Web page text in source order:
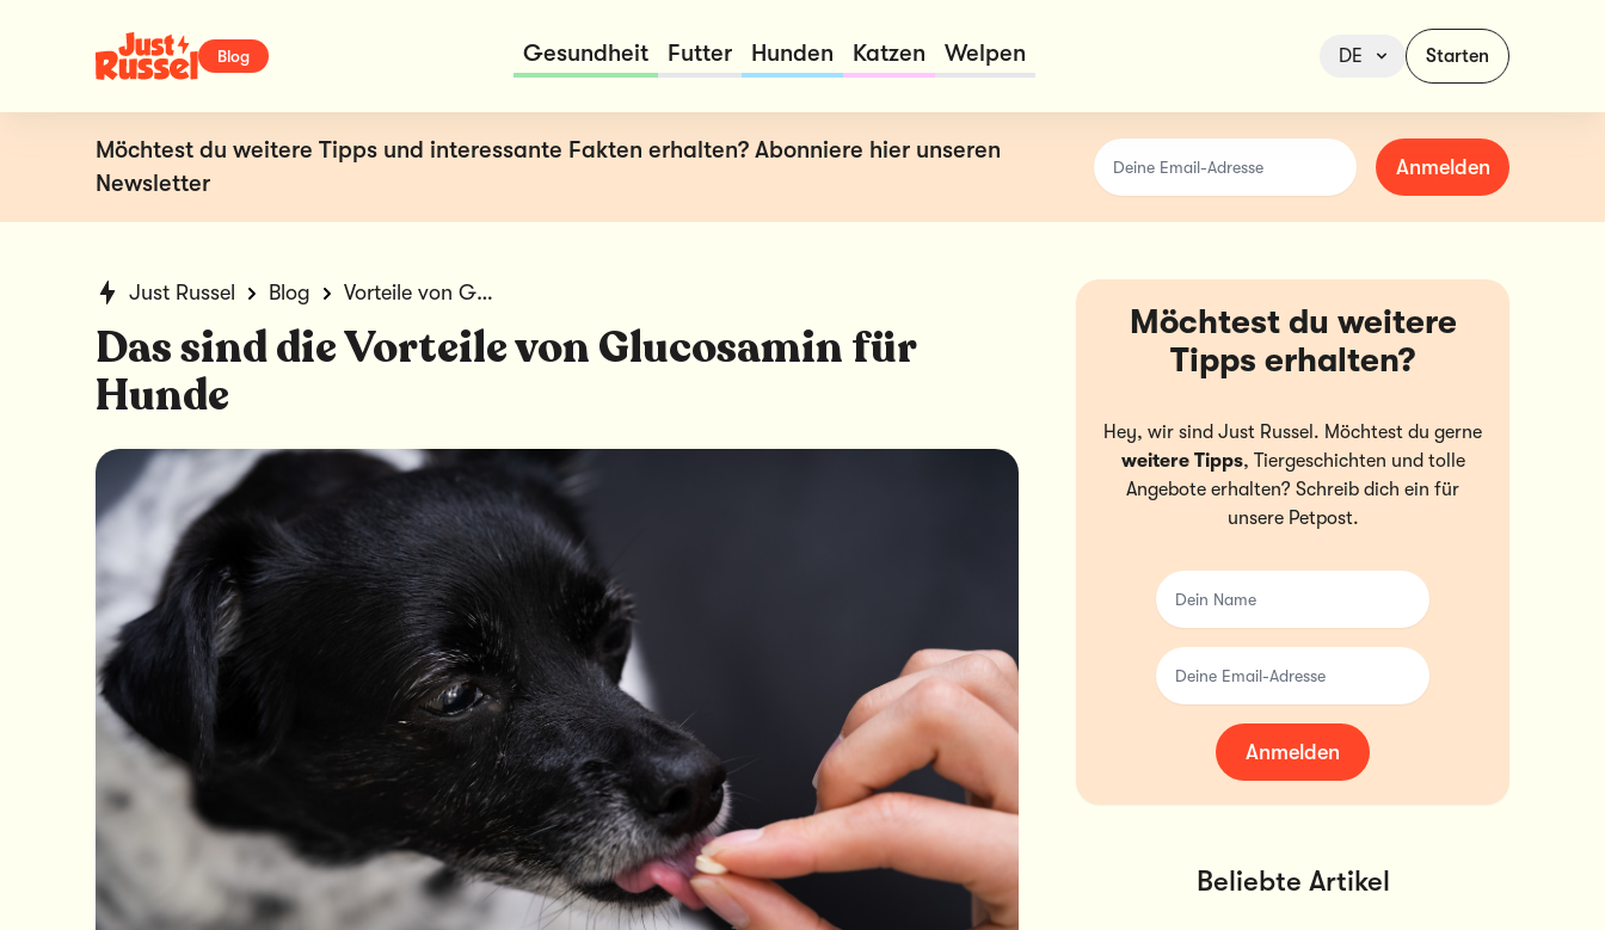
Blog Gesundheit Futter Hunden Katzen Welpen DE Starten
Möchtest du weitere Tipps und interessante Fakten erhalten? Abonniere hier unseren
Newsletter
Deine Email-Adresse
Anmelden
Möchtest du weitere
Tipps erhalten?
Hey, wir sind Just Russel. Möchtest du gerne
weitere Tipps, Tiergeschichten und tolle
Angebote erhalten? Schreib dich ein für
unsere Petpost.
Dein Name
Deine Email-Adresse
Anmelden
Beliebte Artikel
Just Russel Blog Vorteile von Glucosamin für Hunde im Überblick
Das sind die Vorteile von Glucosamin für
Hunde